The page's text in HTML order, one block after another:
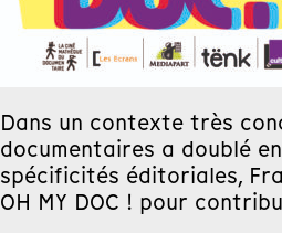
Dans un contexte très
documentaires a doublé
spécificités éditoriales,
OH MY DOC ! pour